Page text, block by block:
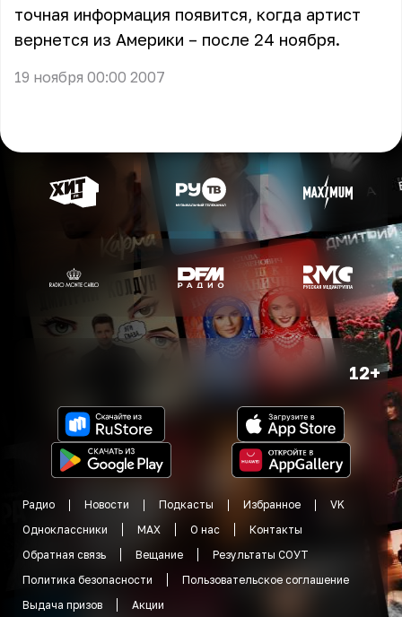
точная информация появится, когда артист
вернется из Америки – после 24 ноября.
19 ноября 00:00 2007
12+
Радио Новости Подкасты Избранное
VK
Одноклассники
MAX О нас
Контакты
Обратная связь
Вещание
Результаты СОУТ
Политика безопасности
Пользовательское соглашение
Выдача призов
Акции